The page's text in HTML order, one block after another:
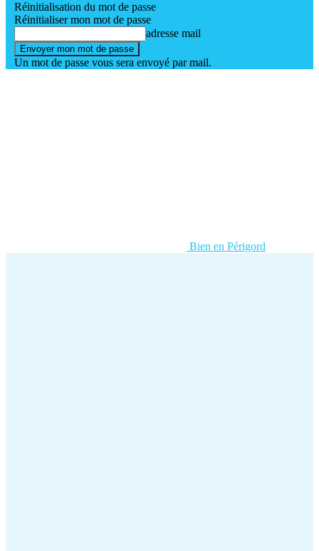
Réinitialisation du mot de passe
Réinitialiser mon mot de passe
adresse mail
Un mot de passe vous sera envoyé par mail.
Bien en Périgord